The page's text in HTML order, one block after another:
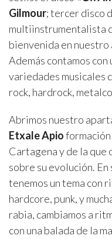
Gilmour; tercer disco
multiinstrumentalista
bienvenida en
Además contamos
variedades musicales
rock, hardrock,
Abrimos nuestro
Etxale Apio
Cartagena y de la que
sobre su evolución. En
tenemos un tema con
hardcore, punk, y
rabia, cambiamos a
con una balada de la